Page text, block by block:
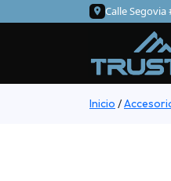
Calle Segovia
Inicio /